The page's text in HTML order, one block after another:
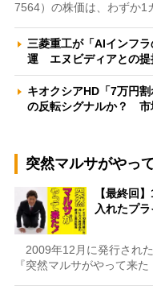
7564）の株価は、わずか
三菱重工が「AIインフ
運 エヌビディアとの
キオクシアHD「7万円
の反転シグナルか？
突然マルサがやっ
【最終回
入れたプ
2009年12月に発行され
『突然マルサがやって来